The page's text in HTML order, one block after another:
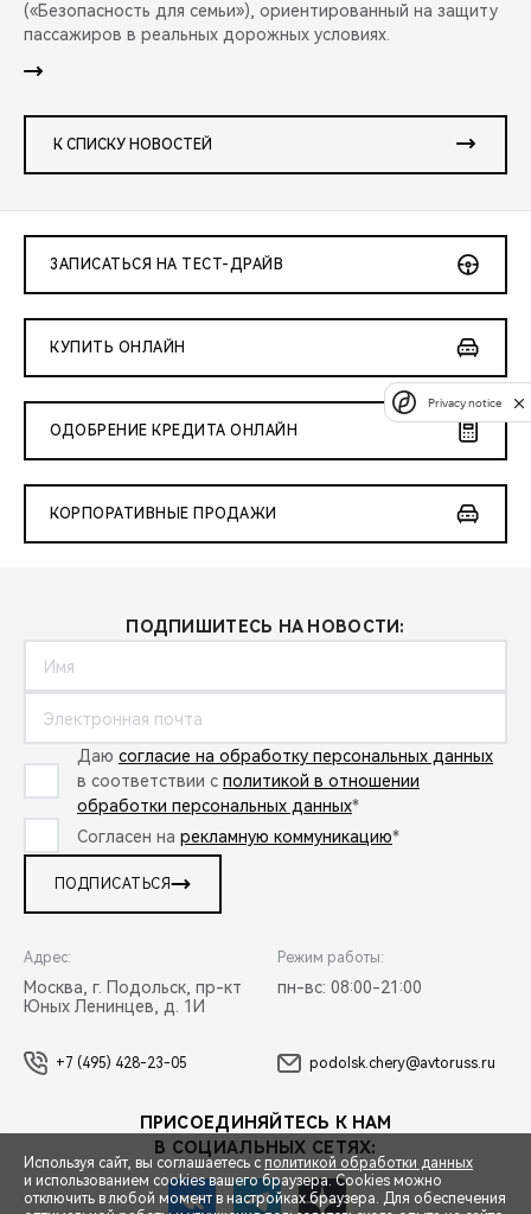
(«Безопасность для семьи»), ориентированный на защиту
пассажиров в реальных дорожных условиях.
К СПИСКУ НОВОСТЕЙ
ЗАПИСАТЬСЯ НА ТЕСТ-ДРАЙВ
КУПИТЬ ОНЛАЙН
ОДОБРЕНИЕ КРЕДИТА ОНЛАЙН
КОРПОРАТИВНЫЕ ПРОДАЖИ
ПОДПИШИТЕСЬ НА НОВОСТИ:
Даю согласие на обработку персональных данных
в соответствии с политикой в отношении
обработки персональных данных*
Согласен на рекламную коммуникацию*
ПОДПИСАТЬСЯ
Адрес:
Москва, г. Подольск, пр-кт
Юных Ленинцев, д. 1И
Режим работы:
пн-вс: 08:00-21:00
+7 (495) 428-23-05 podolsk.chery@avtoruss.ru
ПРИСОЕДИНЯЙТЕСЬ К НАМ
В СОЦИАЛЬНЫХ СЕТЯХ:
Используя сайт, вы соглашаетесь с политикой обработки данных
и использованием cookies вашего браузера. Cookies можно
отключить в любой момент в настройках браузера. Для обеспечения
Privacy notice